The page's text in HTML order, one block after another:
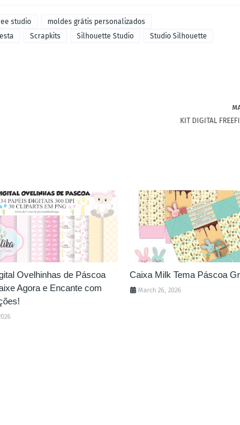
studio
moldes grátis personalizados
Scrapkits Silhouette Studio Studio Silhouette
KIT DIGITAL
Ovelhinhas de Páscoa
Agora e Encante com
Caixa Milk Tema Páscoa
March 26, 2026